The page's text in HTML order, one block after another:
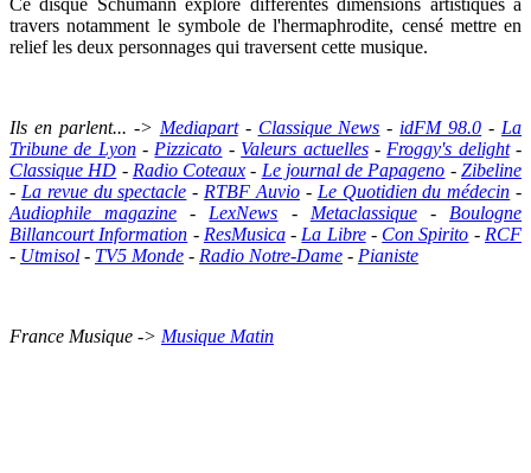
Ce disque Schumann explore différentes dimensions artistiques à
travers notamment le symbole de l'hermaphrodite, censé mettre en
relief les deux personnages qui traversent cette musique.
Ils en parlent... -> Mediapart- Classique News - idFM 98.0 - La
Tribune de Lyon- Pizzicato - Valeurs actuelles- Froggy's delight-
Classique HD - Radio Coteaux - Le journal de Papageno -Zibeline
- La revue du spectacle - RTBF Auvio- Le Quotidien du médecin -
Audiophile magazine - LexNews - Metaclassique- Boulogne
Billancourt Information - ResMusica- La Libre- Con Spirito - RCF
- Utmisol - TV5 Monde - Radio Notre-Dame - Pianiste
France Musique -> Musique Matin